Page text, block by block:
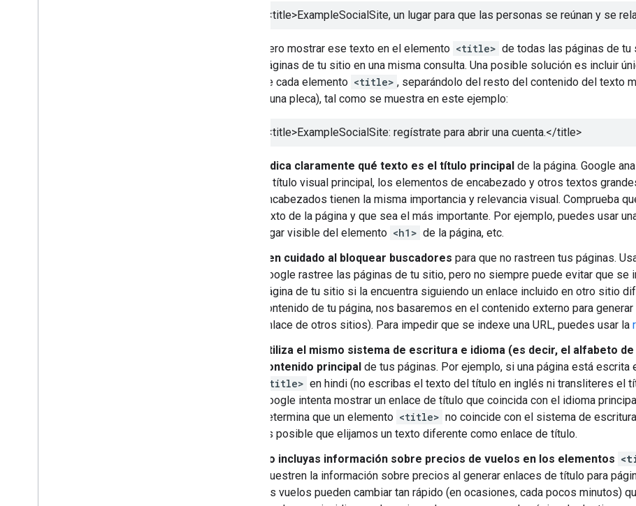
<title>ExampleSocialSite, un lugar para que las personas se reúnan y se
Pero mostrar ese texto en el elemento <title> de todas las páginas de
páginas de tu sitio en una misma consulta. Una posible solución es incluir
de cada elemento <title> , separándolo del resto del contenido del texto
o una pleca), tal como se muestra en este ejemplo:
<title>ExampleSocialSite: regístrate para abrir una cuenta.</title>
Indica claramente qué texto es el título principal de la página. Google
el título visual principal, los elementos de encabezado y otros textos
encabezados tienen la misma importancia y relevancia visual. Comprueba
texto de la página y que sea el más importante. Por ejemplo, puedes usar
lugar visible del elemento <h1> de la página, etc.
Ten cuidado al bloquear buscadores para que no rastreen tus páginas.
Google rastree las páginas de tu sitio, pero no siempre puede evitar que se
página de tu sitio si la encuentra siguiendo un enlace incluido en otro sitio
contenido de tu página, nos basaremos en el contenido externo para
enlace de otros sitios). Para impedir que se indexe una URL, puedes usar la
Utiliza el mismo sistema de escritura e idioma (es decir, el alfabeto
contenido principal de tus páginas. Por ejemplo, si una página está
<title> en hindi (no escribas el texto del título en inglés ni transliteres el
Google intenta mostrar un enlace de título que coincida con el idioma
determina que un elemento <title> no coincide con el sistema de
es posible que elijamos un texto diferente como enlace de título.
No incluyas información sobre precios de vuelos en los elementos
muestren la información sobre precios al generar enlaces de título para
los vuelos pueden cambiar tan rápido (en ocasiones, cada pocos minutos)